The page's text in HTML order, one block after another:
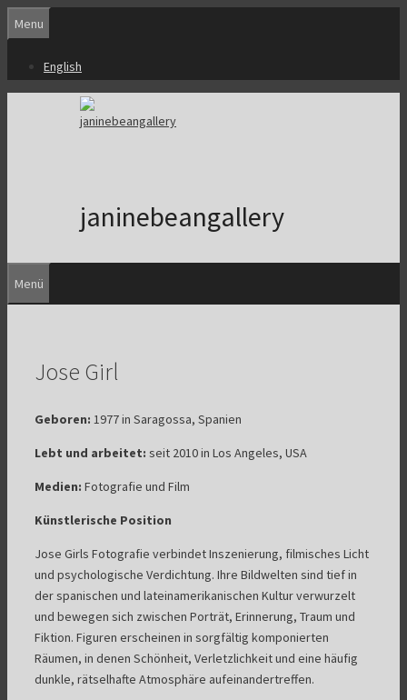
Zum
Inhalt
Menu
English
janinebeangallery
Menü
Jose Girl
Geboren: 1977 in Saragossa, Spanien
Lebt und arbeitet: seit 2010 in Los Angeles, USA
Medien: Fotografie und Film
Künstlerische Position
Jose Girls Fotografie verbindet Inszenierung, filmisches Licht
und psychologische Verdichtung. Ihre Bildwelten sind tief in
der spanischen und lateinamerikanischen Kultur verwurzelt
und bewegen sich zwischen Porträt, Erinnerung, Traum und
Fiktion. Figuren erscheinen in sorgfältig komponierten
Räumen, in denen Schönheit, Verletzlichkeit und eine häufig
dunkle, rätselhafte Atmosphäre aufeinandertreffen.